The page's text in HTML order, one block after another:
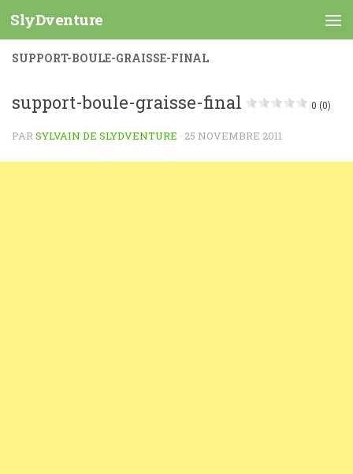
Skip to content
SlyDventure
SUPPORT-BOULE-GRAISSE-FINAL
support-boule-graisse-final 0 (0)
PARSYLVAIN DE SLYDVENTURE · 25 NOVEMBRE 2011